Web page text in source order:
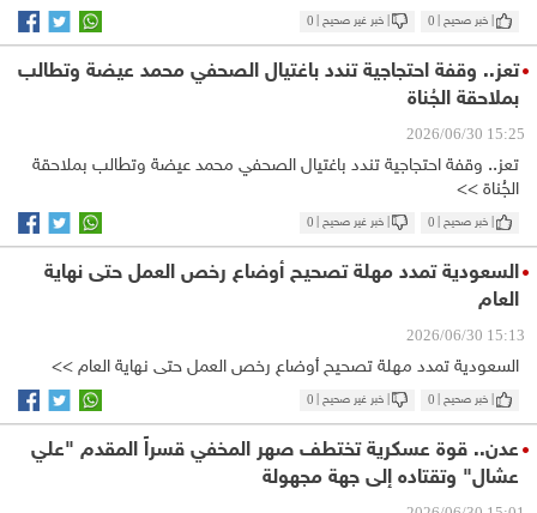
| خبر صحيح | 0 | خبر غير صحيح | 0
تعز.. وقفة احتجاجية تندد باغتيال الصحفي محمد عيضة وتطالب
بملاحقة الجُناة
15:25 2026/06/30
تعز.. وقفة احتجاجية تندد باغتيال الصحفي محمد عيضة وتطالب بملاحقة
الجُناة >>
| خبر صحيح | 0 | خبر غير صحيح | 0
السعودية تمدد مهلة تصحيح أوضاع رخص العمل حتى نهاية
العام
15:13 2026/06/30
السعودية تمدد مهلة تصحيح أوضاع رخص العمل حتى نهاية العام >>
| خبر صحيح | 0 | خبر غير صحيح | 0
عدن.. قوة عسكرية تختطف صهر المخفي قسراً المقدم "علي
عشال" وتقتاده إلى جهة مجهولة